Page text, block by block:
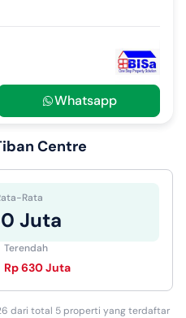
Whatsapp
Centre
Rata
Juta
Terendah
Rp 630 Juta
dari total 5 properti yang terdaftar